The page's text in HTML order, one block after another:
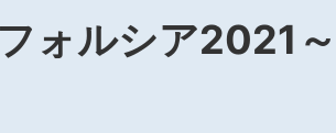
ォルシア2021～